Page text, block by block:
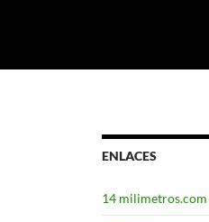
ENLACES
14 milimetros.com